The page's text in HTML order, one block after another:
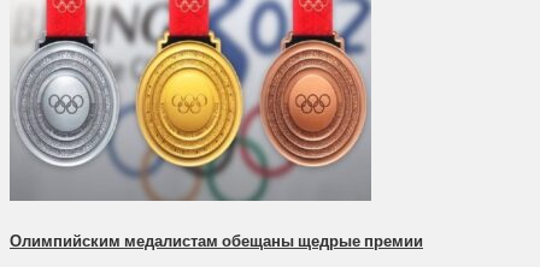
Олимпийским медалистам обещаны щедрые премии